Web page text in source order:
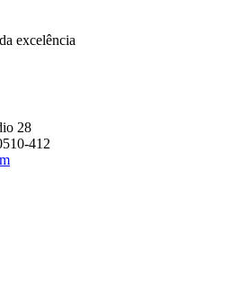
excelência
28
412